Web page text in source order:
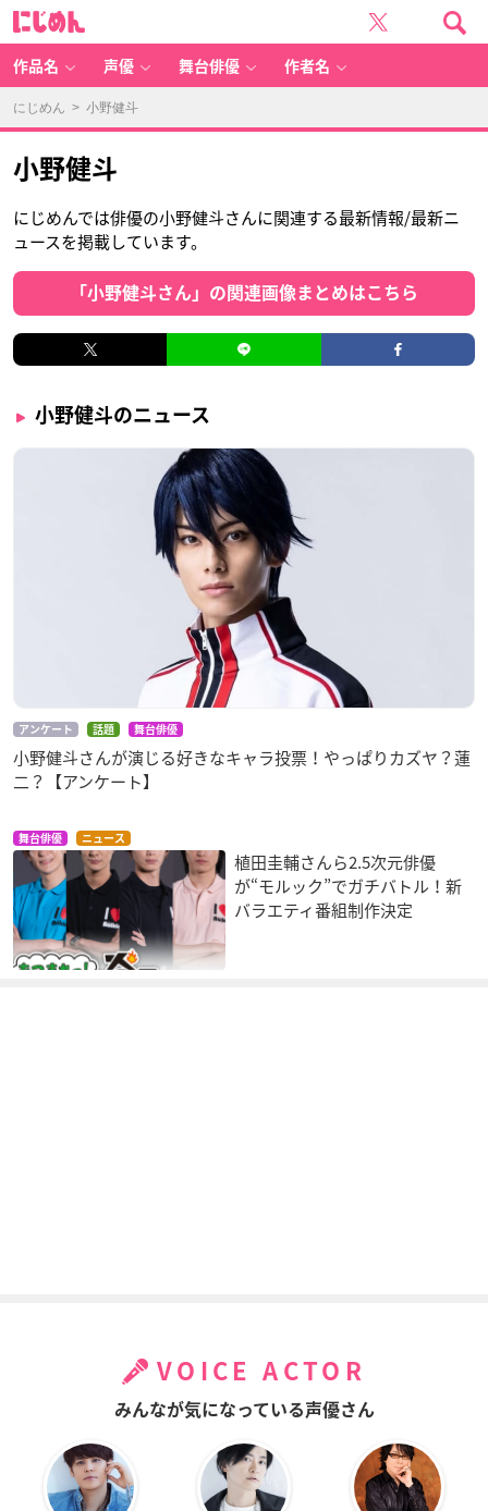
作品名 声優 舞台俳優 作者名
にじめん > 小野健斗
小野健斗
にじめんでは俳優の小野健斗さんに関連する最新情報/最新ニ
ュースを掲載しています。
「小野健斗さん」の関連画像まとめはこちら
小野健斗のニュース
アンケート 話題 舞台俳優
小野健斗さんが演じる好きなキャラ投票！やっぱりカズヤ？蓮
二？【アンケート】
舞台俳優 ニュース
植田圭輔さんら2.5次元俳優
が“モルック”でガチバトル！新
バラエティ番組制作決定
VOICE ACTOR
みんなが気になっている声優さん